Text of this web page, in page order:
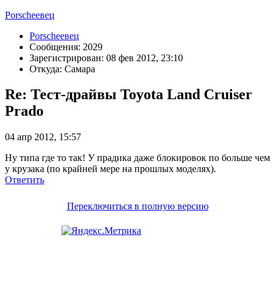
Porscheeвец
Porscheeвец
Сообщения: 2029
Зарегистрирован: 08 фев 2012, 23:10
Откуда: Самара
Re: Тест-драйвы Toyota Land Cruiser
Prado
04 апр 2012, 15:57
Ну типа где то так! У прадика даже блокировок по больше чем
у крузака (по крайней мере на прошлых моделях).
Ответить
Переключиться в полную версию